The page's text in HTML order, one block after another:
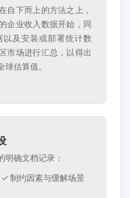
自下而上的方法之上，
企业收入数据开始，同
及安装或部署统计数
市场进行汇总，以得出
估算值。
明确文档记录：
✓ 制约因素与缓解场景